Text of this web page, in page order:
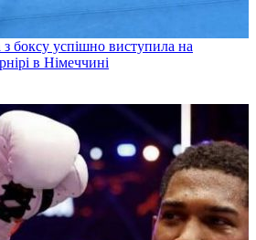
з боксу успішно виступила на
в Німеччині